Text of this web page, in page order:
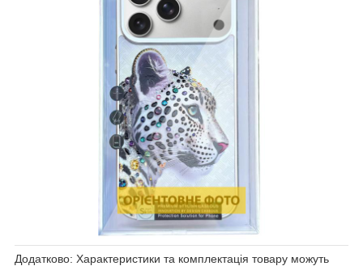
Додатково: Характеристики та комплектація товару можуть